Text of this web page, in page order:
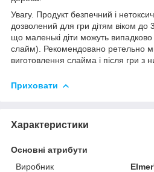
Увагу. Продукт безпечний і
дозволений для гри дітям віком до
що маленькі діти можуть
слайм). Рекомендовано ретельно
виготовлення слайма і після гри з
Приховати
Характеристики
Основні атрибути
Виробник